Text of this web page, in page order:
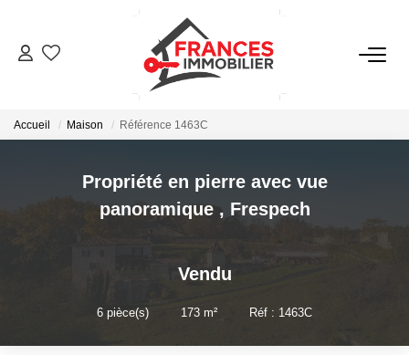
GESTION LOCATIVE
NOTRE AGENCE
Accueil Maison Référence 1463C
Propriété en pierre avec vue
panoramique , Frespech
Vendu
6 pièce(s) 173 m² Réf : 1463C